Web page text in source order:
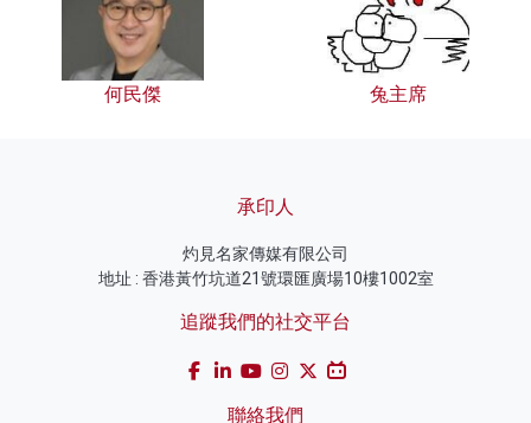
何民傑 兔主席
承印人
灼見名家傳媒有限公司
地址 : 香港黃竹坑道21號環匯廣場10樓1002室
追蹤我們的社交平台
聯絡我們